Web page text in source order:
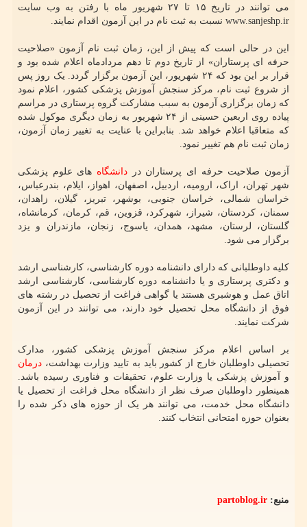
می توانند در تاریخ ۱۵ تا ۲۷ شهریور ماه با رفتن به وب سایت
www.sanjeshp.ir نسبت به ثبت نام در این آزمون اقدام نمایند.
این در حالی است که پیش از این، زمان ثبت نام آزمون «صلاحیت
حرفه ای پرستاران» از تاریخ دوم تا دهم مردادماه اعلام شده بود و
قرار بر این بود که ۲۴ شهریور، این آزمون برگزار گردد. یک روز پس
از شروع ثبت نام، مرکز سنجش آموزش پزشکی کشور، اعلام نمود
که زمان برگزاری آزمون به سبب مشارکت گروه پرستاری در مراسم
پیاده روی اربعین حسینی از ۲۴ شهریور به زمان دیگری موکول شده
که متعاقبا اعلام خواهد شد. بنابراین با عنایت به تغییر زمان آزمون،
زمان ثبت نام هم تغییر نمود.
آزمون صلاحیت حرفه ای پرستاران در دانشگاه های علوم پزشکی
شهر تهران، اراک، ارومیه، اردبیل، اصفهان، اهواز، ایلام، بندرعباس،
خراسان شمالی، خراسان جنوبی، بوشهر، تبریز، گیلان، زاهدان،
سمنان، کردستان، شیراز، شهرکرد، قزوین، قم، کرمان، کرمانشاه،
گلستان، لرستان، مشهد، همدان، یاسوج، زنجان، مازندران و یزد
برگزار می شود.
کلیه داوطلبانی که دارای دانشنامه دوره کارشناسی، کارشناسی ارشد
و دکتری پرستاری و یا دانشنامه دوره کارشناسی، کارشناسی ارشد
اتاق عمل و هوشبری هستند یا گواهی فراغت از تحصیل در رشته های
فوق از دانشگاه محل تحصیل خود دارند، می توانند در این آزمون
شرکت نمایند.
بر اساس اعلام مرکز سنجش آموزش پزشکی کشور، مدارک
تحصیلی داوطلبان خارج از کشور باید به تایید وزارت بهداشت، درمان
و آموزش پزشکی یا وزارت علوم، تحقیقات و فناوری رسیده باشد.
همینطور داوطلبان صرف نظر از دانشگاه محل فراغت از تحصیل یا
دانشگاه محل خدمت، می توانند هر یک از حوزه های ذکر شده را
بعنوان حوزه امتحانی انتخاب کنند.
منبع: partoblog.ir